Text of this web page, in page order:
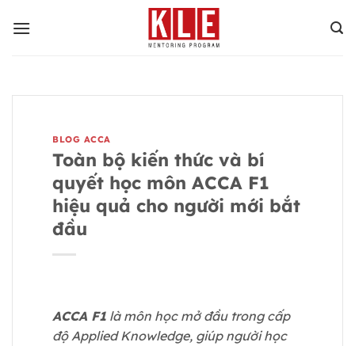
qua
BLOG ACCA
Toàn bộ kiến thức và bí
quyết học môn ACCA F1
hiệu quả cho người mới bắt
đầu
ACCA F1 là môn học mở đầu trong cấp
độ Applied Knowledge, giúp người học